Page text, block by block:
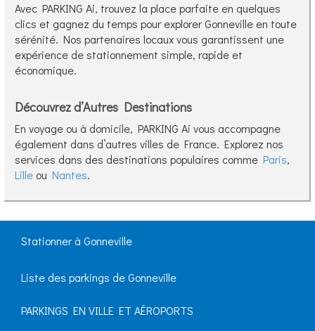
Avec PARKING Ai, trouvez la place parfaite en quelques
clics et gagnez du temps pour explorer Gonneville en toute
sérénité. Nos partenaires locaux vous garantissent une
expérience de stationnement simple, rapide et
économique.
Découvrez d’Autres Destinations
En voyage ou à domicile, PARKING Ai vous accompagne
également dans d’autres villes de France. Explorez nos
services dans des destinations populaires comme Paris,
Lille ou Nantes.
Stationner à Gonneville
Liste des parkings de Gonneville
PARKINGS EN VILLE ET AÉROPORTS